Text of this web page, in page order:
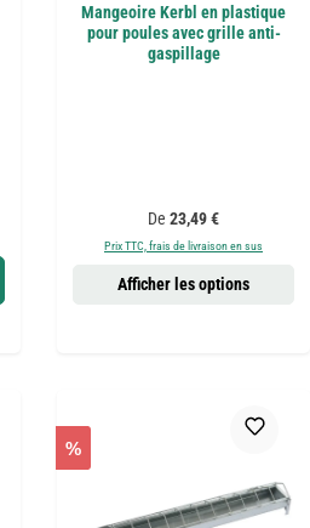
Mangeoire Kerbl en plastique
pour poules avec grille anti-
gaspillage
Prix régulier :
De 23,49 €
Prix TTC, frais de livraison en sus
Afficher les options
%